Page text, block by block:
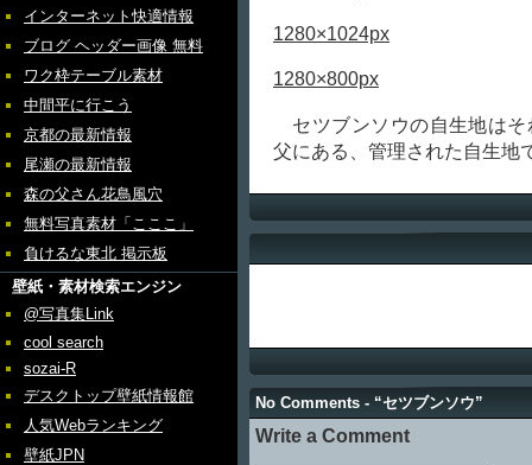
インターネット快適情報
ブログ ヘッダー画像 無料
ワク枠テーブル素材
中間平に行こう
京都の最新情報
尾瀬の最新情報
森の父さん花鳥風穴
無料写真素材「こここ」
負けるな東北 掲示板
壁紙・素材検索エンジン
@写真集Link
cool search
sozai-R
デスクトップ壁紙情報館
人気Webランキング
壁紙JPN
1280×1024px
1280×800px
セツブンソウの自生地はそ
父にある、管理された自生地
No Comments - “セツブンソウ”
Write a Comment